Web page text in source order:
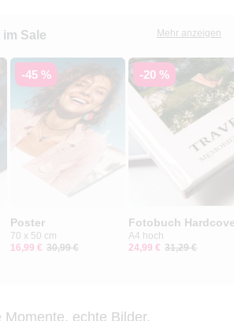
Sale Mehr anzeigen
-45 %
Poster
70 x 50 cm
16,99 € 30,99 €
-20 %
Fotobuch
A4 hoch
24,99 € 31,29 €
Momente, echte Bilder.